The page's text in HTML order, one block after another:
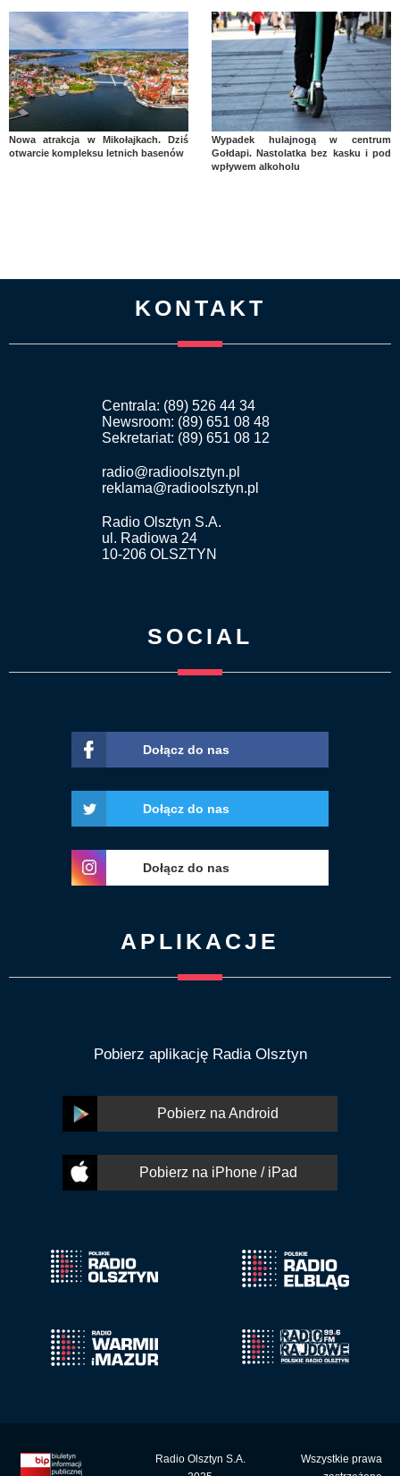
Nowa atrakcja w Mikołajkach. Dziś
otwarcie kompleksu letnich basenów
Wypadek hulajnogą w centrum
Gołdapi. Nastolatka bez kasku i pod
wpływem alkoholu
KONTAKT
Centrala: (89) 526 44 34
Newsroom: (89) 651 08 48
Sekretariat: (89) 651 08 12
radio@radioolsztyn.pl
reklama@radioolsztyn.pl
Radio Olsztyn S.A.
ul. Radiowa 24
10-206 OLSZTYN
SOCIAL
Dołącz do nas
Dołącz do nas
Dołącz do nas
APLIKACJE
Pobierz aplikację Radia Olsztyn
Pobierz na Android
Pobierz na iPhone / iPad
Radio Olsztyn S.A.
Wszystkie prawa